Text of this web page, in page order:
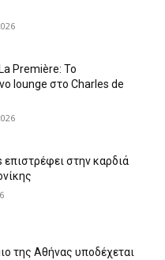
Première: Το
lounge στο Charles de
επιστρέφει στην καρδιά
της Αθήνας υποδέχεται